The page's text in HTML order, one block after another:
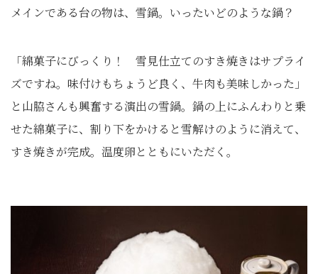
メインである台の物は、雪鍋。いったいどのような鍋？
「綿菓子にびっくり！ 雪見仕立てのすき焼きはサプライ
ズですね。味付けもちょうど良く、牛肉も美味しかった」
と山脇さんも興奮する演出の雪鍋。鍋の上にふんわりと乗
せた綿菓子に、割り下をかけると雪解けのように消えて、
すき焼きが完成。温度卵とともにいただく。